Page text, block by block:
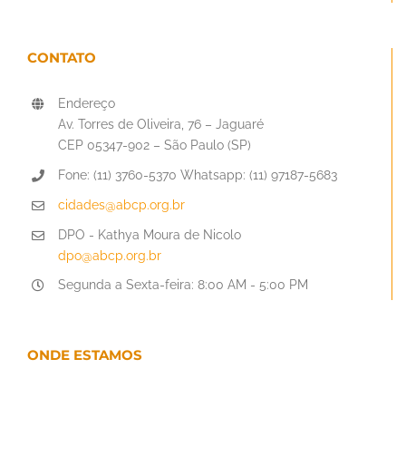
CONTATO
Endereço
Av. Torres de Oliveira, 76 – Jaguaré
CEP 05347-902 – São Paulo (SP)
Fone: (11) 3760-5370 Whatsapp: (11) 97187-5683
cidades@abcp.org.br
DPO - Kathya Moura de Nicolo
dpo@abcp.org.br
Segunda a Sexta-feira: 8:00 AM - 5:00 PM
ONDE ESTAMOS